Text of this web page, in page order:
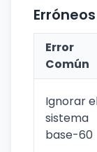
Error
Común
Ignorar
sistema
base-60